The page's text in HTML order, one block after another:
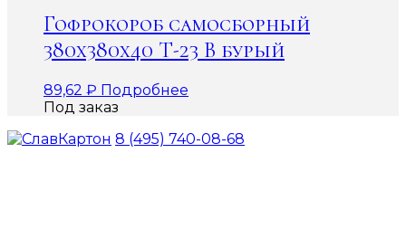
Гофрокороб самосборный
380х380х40 Т-23 В бурый
89,62 ₽ Подробнее
Под заказ
8 (495) 740-08-68